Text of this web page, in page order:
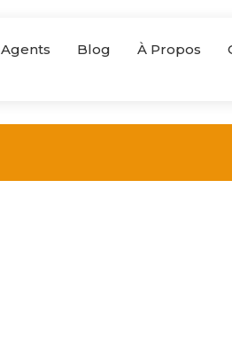
Agents Blog À Propos